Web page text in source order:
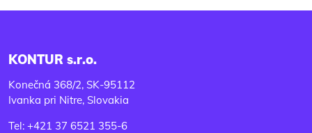
KONTUR s.r.o.
Konečná 368/2, SK-95112
Ivanka pri Nitre, Slovakia
Tel: +421 37 6521 355-6